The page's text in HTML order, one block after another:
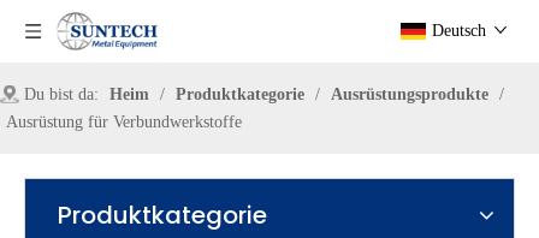
Deutsch
Du bist da: Heim / Produktkategorie / Ausrüstungsprodukte /
Ausrüstung für Verbundwerkstoffe
Produktkategorie
2022-10-17